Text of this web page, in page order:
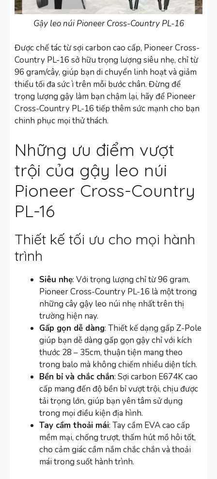
Gậy leo núi Pioneer Cross-Country PL-16
Được chế tác từ sợi carbon cao cấp, Pioneer Cross-
Country PL-16 sở hữu trọng lượng siêu nhẹ, chỉ từ
96 gram/cây, giúp bạn di chuyển linh hoạt và giảm
thiểu tối đa sức ì trên mỗi bước chân. Đừng để
trọng lượng gậy làm bạn chậm lại, hãy để Pioneer
Cross-Country PL-16 tiếp thêm sức mạnh cho bạn
chinh phục mọi thử thách.
Những ưu điểm vượt
trội của gậy leo núi
Pioneer Cross-Country
PL-16
Thiết kế tối ưu cho mọi hành
trình
Siêu nhẹ: Với trọng lượng chỉ từ 96 gram,
Pioneer Cross-Country PL-16 là một trong
những cây gậy leo núi nhẹ nhất trên thị
trường hiện nay.
Gấp gọn dễ dàng: Thiết kế dạng gấp Z-Pole
giúp bạn dễ dàng gấp gọn gậy chỉ với kích
thước 28 – 35cm, thuận tiện mang theo
trong balo mà không chiếm nhiều diện tích.
Bền bỉ và chắc chắn: Sợi carbon E674K cao
cấp mang đến độ bền bỉ vượt trội, chịu được
tải trọng lớn, giúp bạn yên tâm sử dụng
trong mọi điều kiện địa hình.
Tay cầm thoải mái: Tay cầm EVA cao cấp
mềm mại, chống trượt, thấm hút mồ hôi tốt,
cho cảm giác cầm nắm chắc chắn và thoải
mái trong suốt hành trình.